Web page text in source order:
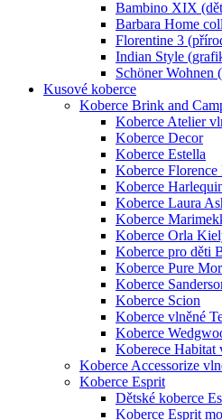
Bambino XIX
Barbara Home
Florentine 3
Indian Style
Schöner Wohnen
Kusové koberce
Koberce Brink and
Koberce Atelier
Koberce Decor
Koberce Estella
Koberce Florence
Koberce
Koberce Laura
Koberce
Koberce Orla
Koberce pro děti
Koberce Pure
Koberce
Koberce Scion
Koberce vlněné
Koberce
Koberece Habitat
Koberce Accessorize
Koberce Esprit
Dětské koberce
Koberce Esprit